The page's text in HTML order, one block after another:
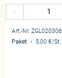
-
Art.-Nr. ZGL020306
Paket ・ 5,00 €/St.